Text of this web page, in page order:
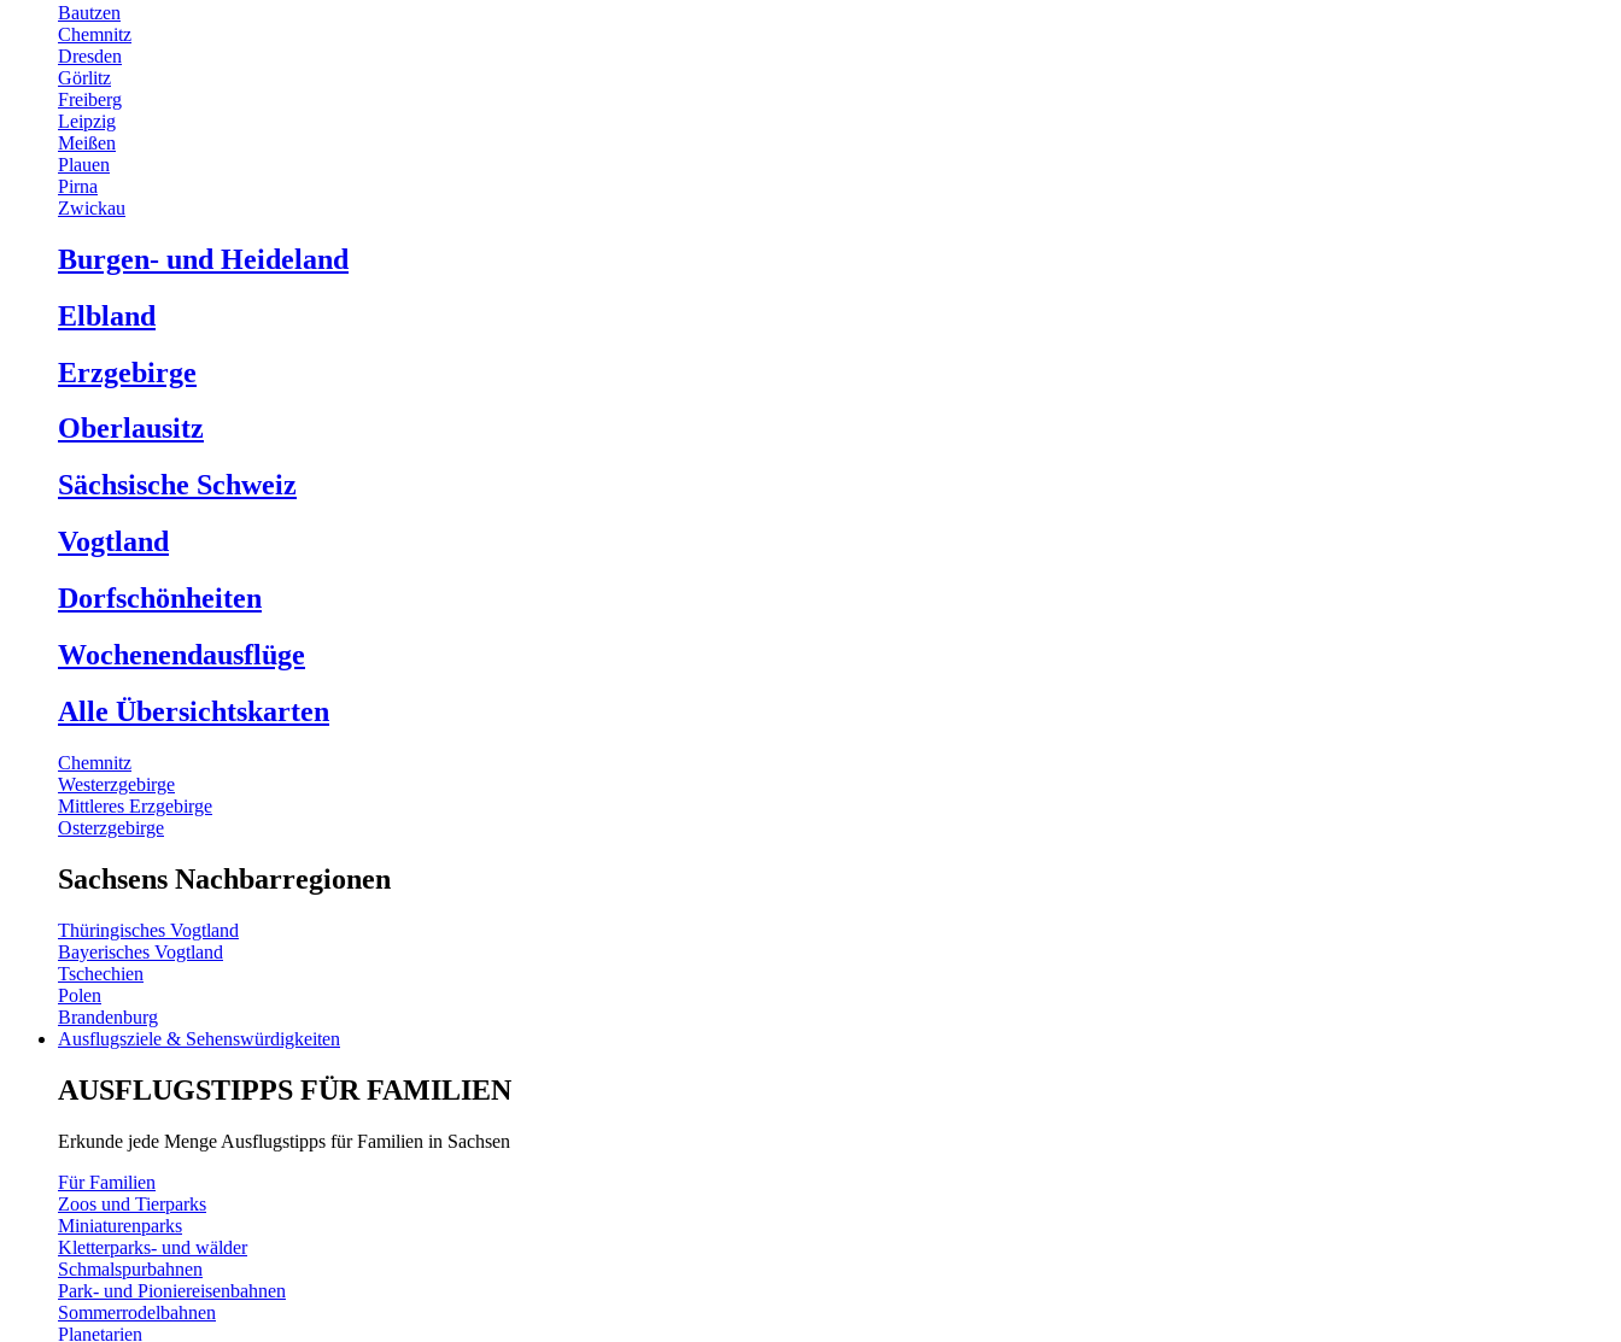
Bautzen
Chemnitz
Dresden
Görlitz
Freiberg
Leipzig
Meißen
Plauen
Pirna
Zwickau
Burgen- und Heideland
Elbland
Erzgebirge
Oberlausitz
Sächsische Schweiz
Vogtland
Dorfschönheiten
Wochenendausflüge
Alle Übersichtskarten
Chemnitz
Westerzgebirge
Mittleres Erzgebirge
Osterzgebirge
Sachsens Nachbarregionen
Thüringisches Vogtland
Bayerisches Vogtland
Tschechien
Polen
Brandenburg
Ausflugsziele & Sehenswürdigkeiten
AUSFLUGSTIPPS FÜR FAMILIEN
Erkunde jede Menge Ausflugstipps für Familien in Sachsen
Für Familien
Zoos und Tierparks
Miniaturenparks
Kletterparks- und wälder
Schmalspurbahnen
Park- und Pioniereisenbahnen
Sommerrodelbahnen
Planetarien